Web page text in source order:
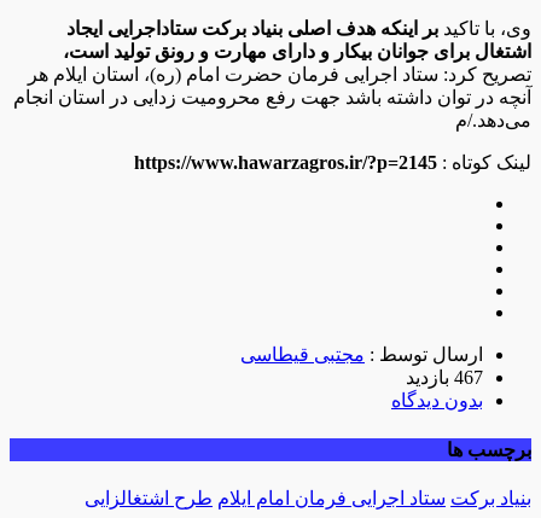
وی، با تاکید بر اینکه هدف اصلی بنیاد برکت ستاداجرایی ایجاد
اشتغال برای جوانان بیکار و دارای مهارت و رونق تولید است،
تصریح کرد: ستاد اجرایی فرمان حضرت امام (ره)، استان ایلام هر
آنچه در توان داشته باشد جهت رفع محرومیت زدایی در استان انجام
می‌دهد./م
لینک کوتاه : https://www.hawarzagros.ir/?p=2145
ارسال توسط : مجتبی قیطاسی
467 بازدید
بدون دیدگاه
برچسب ها
بنیاد برکت ستاد اجرایی فرمان امام ایلام طرح اشتغالزایی